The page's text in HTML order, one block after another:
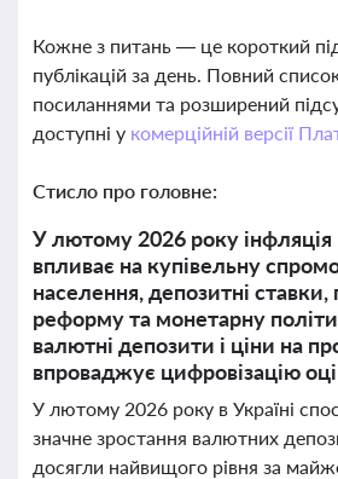
Кожне з питань — це короткий
публікацій за день. Повний
посиланнями та розширений
доступні у комерційній версії
Стисло про головне:
У лютому 2026 року інфляція
впливає на купівельну
населення, депозитні ставки,
реформу та монетарну
валютні депозити і ціни на
впроваджує цифровізацію
У лютому 2026 року в Україні
значне зростання валютних
досягли найвищого рівня за